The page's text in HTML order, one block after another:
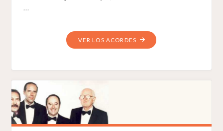
…
VER LOS ACORDES"VAYA